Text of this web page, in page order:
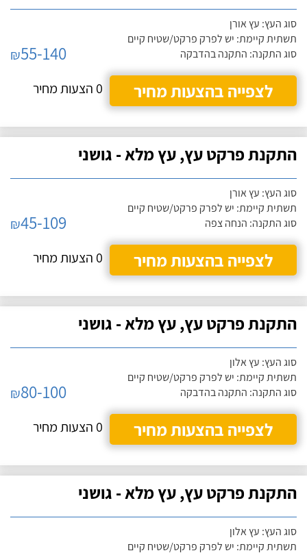
סוג העץ: עץ אורן
תשתית קיימת: יש לפרק פרקט/שטיח קיים
סוג התקנה: התקנה בהדבקה
₪55-140
לצפייה בהצעות מחיר
0 הצעות מחיר
התקנת פרקט עץ, עץ מלא - גושני
סוג העץ: עץ אורן
תשתית קיימת: יש לפרק פרקט/שטיח קיים
סוג התקנה: הנחה צפה
₪45-109
לצפייה בהצעות מחיר
0 הצעות מחיר
התקנת פרקט עץ, עץ מלא - גושני
סוג העץ: עץ אלון
תשתית קיימת: יש לפרק פרקט/שטיח קיים
סוג התקנה: התקנה בהדבקה
₪80-100
לצפייה בהצעות מחיר
0 הצעות מחיר
התקנת פרקט עץ, עץ מלא - גושני
סוג העץ: עץ אלון
תשתית קיימת: יש לפרק פרקט/שטיח קיים